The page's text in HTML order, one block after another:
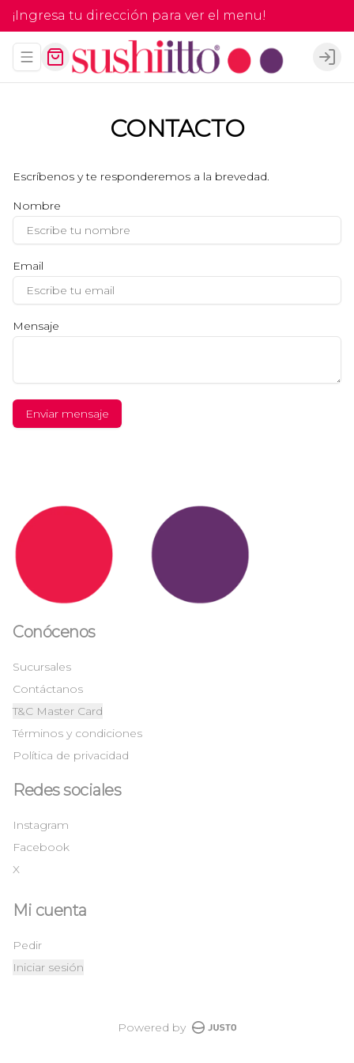
¡Ingresa tu dirección para ver el menu!
Abrir menu de navegación
CONTACTO
Escríbenos y te responderemos a la brevedad.
Nombre
Email
Mensaje
Enviar mensaje
Conócenos
Sucursales
Contáctanos
T&C Master Card
Términos y condiciones
Política de privacidad
Redes sociales
Instagram
Facebook
X
Mi cuenta
Pedir
Iniciar sesión
Powered by